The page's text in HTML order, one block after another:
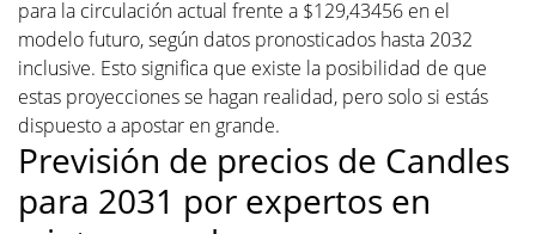
para la circulación actual frente a $129,43456 en el
modelo futuro, según datos pronosticados hasta 2032
inclusive. Esto significa que existe la posibilidad de que
estas proyecciones se hagan realidad, pero solo si estás
dispuesto a apostar en grande.
Previsión de precios de Candles
para 2031 por expertos en